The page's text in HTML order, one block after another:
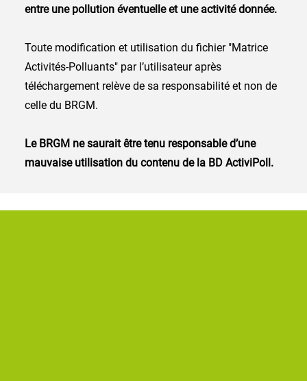
entre une pollution éventuelle et une activité donnée.
Toute modification et utilisation du fichier "Matrice
Activités-Polluants" par l’utilisateur après
téléchargement relève de sa responsabilité et non de
celle du BRGM.
Le BRGM ne saurait être tenu responsable d’une
mauvaise utilisation du contenu de la BD ActiviPoll.